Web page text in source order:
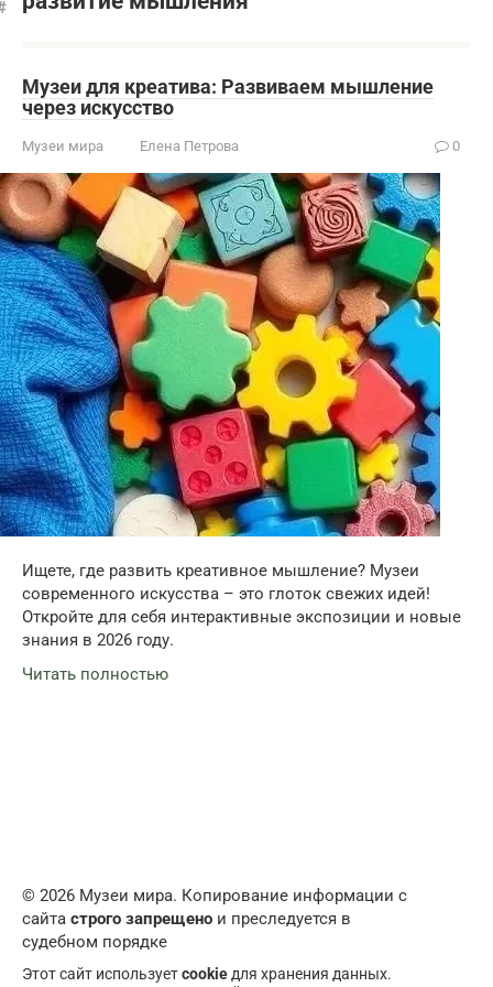
Музеи для креатива: Развиваем мышление
через искусство
Музеи мира Елена Петрова 0
Ищете, где развить креативное мышление? Музеи
современного искусства – это глоток свежих идей!
Откройте для себя интерактивные экспозиции и новые
знания в 2026 году.
Читать полностью
© 2026 Музеи мира. Копирование информации с
сайта строго запрещено и преследуется в
судебном порядке
Этот сайт используетcookie для хранения данных.